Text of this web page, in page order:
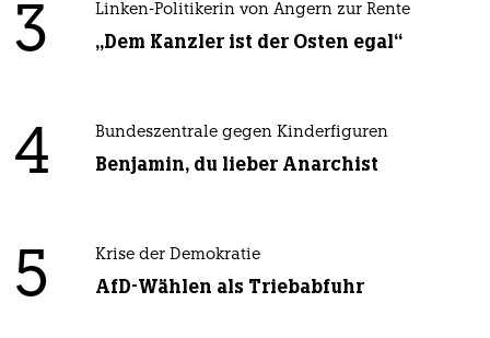
3 Linken-Politikerin von Angern zur Rente
„Dem Kanzler ist der Osten egal“
4 Bundeszentrale gegen Kinderfiguren
Benjamin, du lieber Anarchist
5 Krise der Demokratie
AfD-Wählen als Triebabfuhr